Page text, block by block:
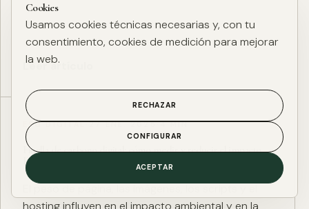
Leer artículo
ESG DIGITAL·27 ENE. 2025·4 MIN
Huella de carbono digital: cómo medir y reducir el impacto
ESG de una web
El peso de página, las imágenes, los scripts y el
hosting influyen en el impacto ambiental y en la
Cookies
Usamos cookies técnicas necesarias y, con tu
consentimiento, cookies de medición para mejorar
la web.
RECHAZAR
CONFIGURAR
ACEPTAR